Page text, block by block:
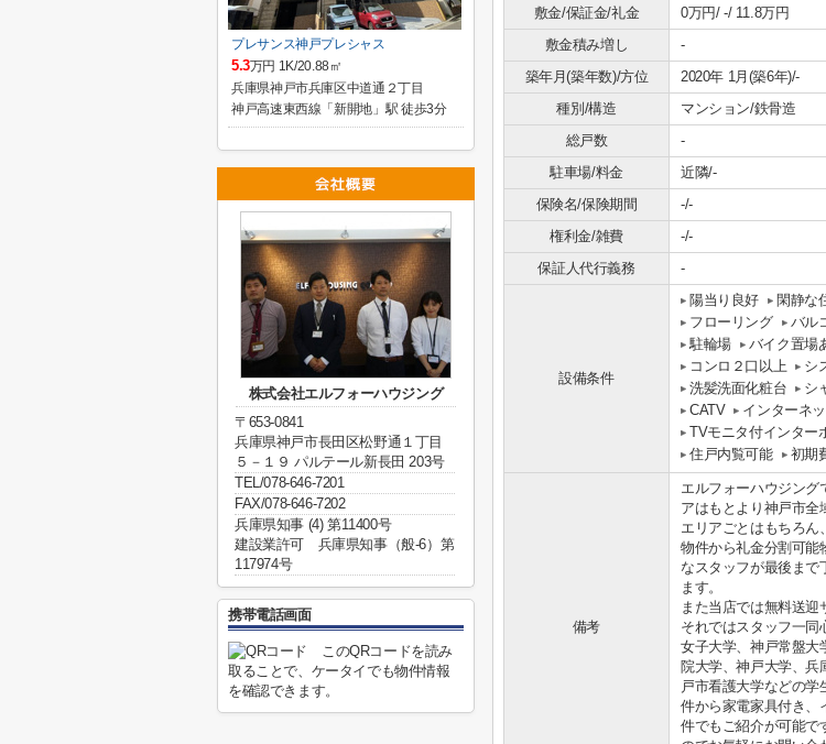
敷金/保証金/礼金
0万円/ -/ 11.8万円
敷金積み増し
-
築年月(築年数)/方位
2020年 1月(築6年)/-
種別/構造
マンション/鉄骨造
総戸数
-
駐車場/料金
近隣/-
保険名/保険期間
-/-
権利金/雑費
-/-
保証人代行義務
-
設備条件
陽当り良好 閑静な
フローリング
バル
駐輪場
バイク置場
コンロ２口以上
シ
洗髪洗面化粧台
シ
CATV
インターネ
TVモニタ付インター
住戸内覧可能
初期
備考
エルフォーハウジング
アはもとより神戸市全
エリアごとはもちろん
物件から礼金分割可能
なスタッフが最後まで
ます。
また当店では無料送迎
それではスタッフ一同
女子大学、神戸常盤大
院大学、神戸大学、兵
戸市看護大学などの
件から家電家具付き、
件でもご紹介が可能で
プレサンス神戸プレシャス
5.3万円 1K/20.88㎡
兵庫県神戸市兵庫区中道通２丁目
神戸高速東西線「新開地」駅 徒歩3分
株式会社エルフォーハウジング
〒653-0841
兵庫県神戸市長田区松野通１丁目
５－１９ パルテール新長田 203号
TEL/078-646-7201
FAX/078-646-7202
兵庫県知事 (4) 第11400号
建設業許可 兵庫県知事（般-6）第
117974号
携帯電話画面
このQRコードを読み
取ることで、ケータイでも物件情報
を確認できます。